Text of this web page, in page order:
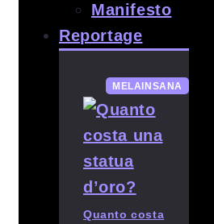
Manifesto
Reportage
MELAINSANA
Quanto costa